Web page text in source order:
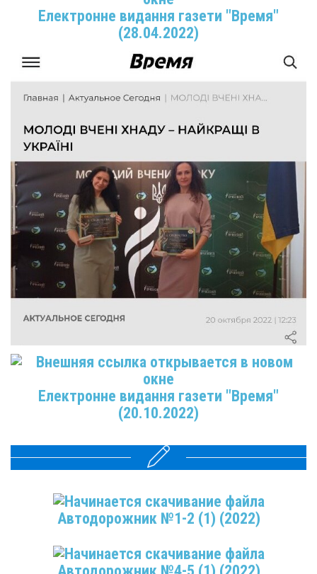
Електронне видання газети "Время"
(28.04.2022)
Електронне видання газети "Время"
(20.10.2022)
Автодорожник №1-2 (1) (2022)